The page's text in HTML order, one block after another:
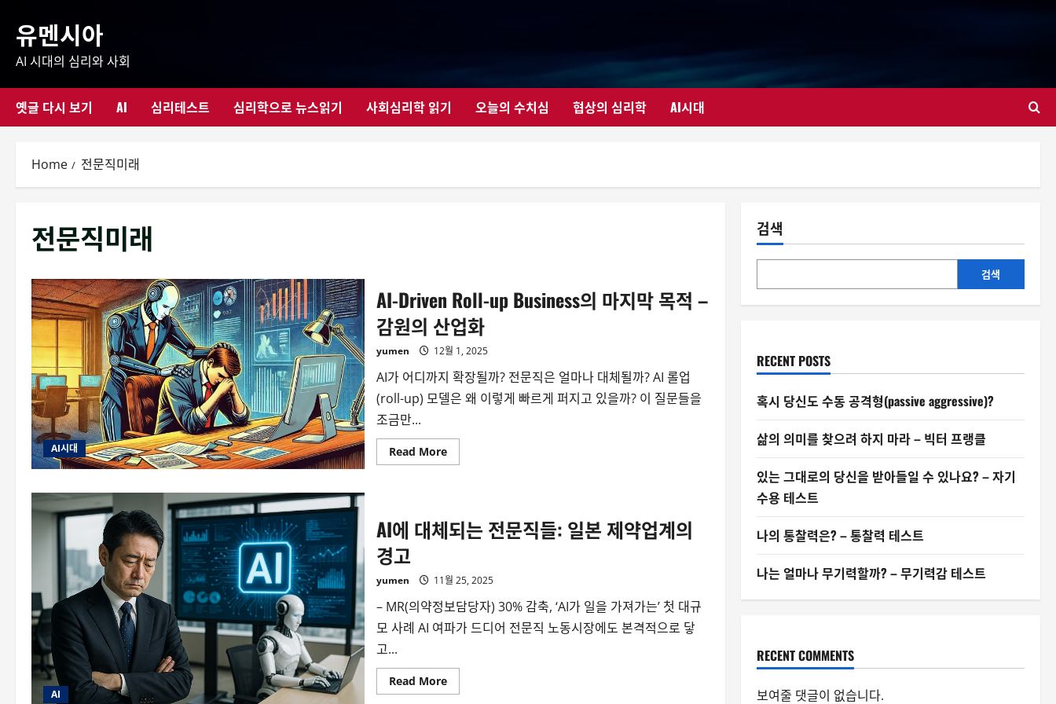
content
유멘시아
AI 시대의 심리와 사회
옛글 다시 보기 AI 심리테스트 심리학으로 뉴스읽기 사회심리학 읽기 오늘의 수치심 협상의 심리학 AI시대
Home 전문직미래
전문직미래
AI시대
AI-Driven Roll-up Business의 마지막 목적 –
감원의 산업화
yumen 12월 1, 2025
AI가 어디까지 확장될까? 전문직은 얼마나 대체될까? AI 롤업
(roll-up) 모델은 왜 이렇게 빠르게 퍼지고 있을까? 이 질문들을
조금만...
Read MoreRead
more
Business
의
막
목
–
감
원
의
화
AI
AI에 대체되는 전문직들: 일본 제약업계의
경고
yumen 11월 25, 2025
– MR(의약정보담당자) 30% 감축, ‘AI가 일을 가져가는’ 첫 대규
모 사례 AI 여파가 드디어 전문직 노동시장에도 본격적으로 닿
고...
Read MoreRead
more
검색
검색
RECENT POSTS
혹시 당신도 수동 공격형(passive aggressive)?
삶의 의미를 찾으려 하지 마라 – 빅터 프랭클
있는 그대로의 당신을 받아들일 수 있나요? – 자기
수용 테스트
나의 통찰력은? – 통찰력 테스트
나는 얼마나 무기력할까? – 무기력감 테스트
RECENT COMMENTS
보여줄 댓글이 없습니다.